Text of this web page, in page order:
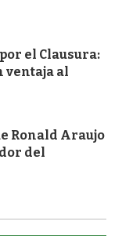
el Clausura:
ventaja al
Ronald Araujo
del